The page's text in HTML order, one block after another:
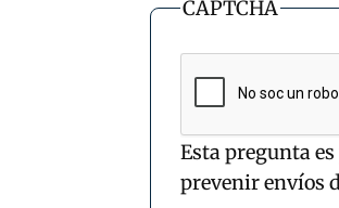
CAPTCHA
Esta pregunta
prevenir envíos